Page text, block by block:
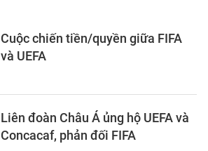
Cuộc chiến tiền/quyền giữa FIFA
và UEFA
Liên đoàn Châu Á ủng hộ UEFA và
Concacaf, phản đối FIFA